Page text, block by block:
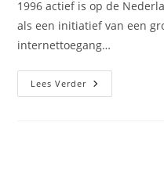
1996 actief is op de
als een initiatief van een
internettoegang…
Lees VerderHet
Begin